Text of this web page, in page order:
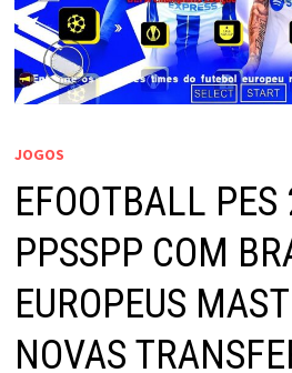
JOGOS
EFOOTBALL
PPSSPP COM
EUROPEUS
NOVAS